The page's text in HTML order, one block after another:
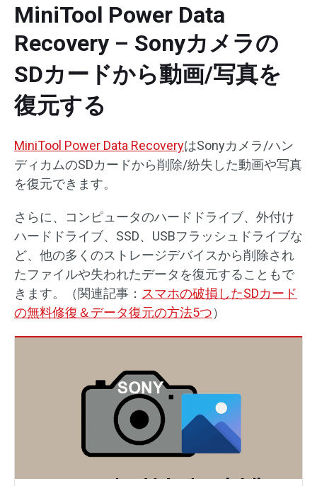
MiniTool Power Data
Recovery – Sonyカメラの
SDカードから動画/写真を
復元する
MiniTool Power Data RecoveryはSonyカメラ/ハン
ディカムのSDカードから削除/紛失した動画や写真
を復元できます。
さらに、コンピュータのハードドライブ、外付け
ハードドライブ、SSD、USBフラッシュドライブな
ど、他の多くのストレージデバイスから削除され
たファイルや失われたデータを復元することもで
きます。（関連記事： スマホの破損したSDカード
の無料修復＆データ復元の方法5つ）